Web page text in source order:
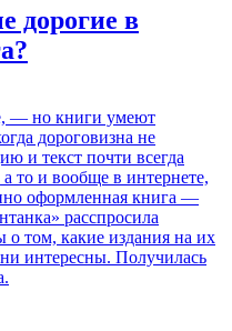
дорогие в
— но книги умеют
дороговизна не
и текст почти всегда
то и вообще в интернете,
оформленная книга —
расспросила
о том, какие издания на их
интересны. Получилась